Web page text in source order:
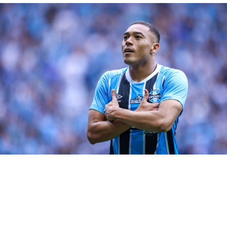
na disputa pelo gol gremista.
RELATED TOPICS: BAHIA DESTAQUE
Renato diz quer Iturbe pode atuar como meia
DON'T MISS
Iturbe é registrado no BID e pode enfrentar o Galo
Gregory Felipe